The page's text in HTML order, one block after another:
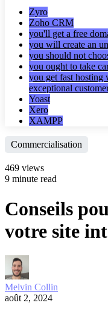
Zyro
Zoho CRM
you'll get a free
you will create an
you should not
you ought to take
you get fast hosting
exceptional
Yoast
Xero
XAMPP
Commercialisation
469 views
9 minute read
Conseils
votre site
Melvin Collin
août 2, 2024